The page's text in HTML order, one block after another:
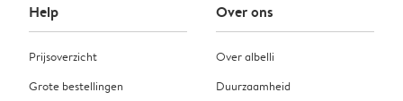
Help
Prijsoverzicht
Grote bestellingen
Over ons
Over albelli
Duurzaamheid